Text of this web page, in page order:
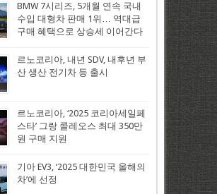
BMW 7시리즈, 5개월 연속 국내
수입 대형차 판매 1위… 역대급
구매 혜택으로 상승세 이어간다
르노코리아, 내년 SDV, 내후년 부
산 생산 전기차 등 출시
르노코리아, ‘2025 코리아세일페
스타’ 그랑 콜레오스 최대 350만
원 구매 지원
기아 EV3, ‘2025 대한민국 올해의
차’에 선정